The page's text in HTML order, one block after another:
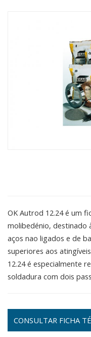
OK Autrod 12.24 é um
molibedénio, destinado
aços nao ligados e de
superiores aos
12.24 é especialmente
soldadura com dois
CONSULTAR FICHA